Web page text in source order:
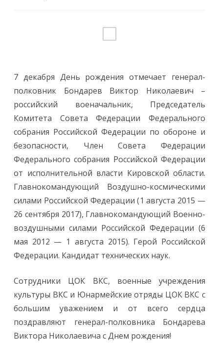
7 декабря День рождения отмечает генерал-
полковник Бондарев Виктор Николаевич –
российский военачальник, Председатель
Комитета Совета Федерации Федерального
собрания Российской Федерации по обороне и
безопасности, Член Совета Федерации
Федерального собрания Российской Федерации
от исполнительной власти Кировской области.
Главнокомандующий Воздушно-космическими
силами Российской Федерации (1 августа 2015 —
26 сентября 2017), Главнокомандующий Военно-
воздушными силами Российской Федерации (6
мая 2012 — 1 августа 2015). Герой Российской
Федерации. Кандидат технических наук.
Сотрудники ЦОК ВКС, военные учреждения
культуры ВКС и Юнармейские отряды ЦОК ВКС с
большим уважением и от всего сердца
поздравляют генерал-полковника Бондарева
Виктора Николаевича с Днем рождения!